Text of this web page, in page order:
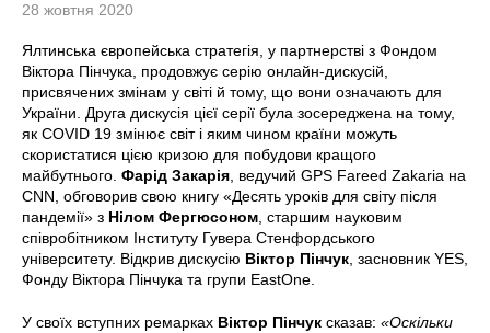
28 жовтня 2020
Ялтинська європейська стратегія, у партнерстві з Фондом
Віктора Пінчука, продовжує серію онлайн-дискусій,
присвячених змінам у світі й тому, що вони означають для
України. Друга дискусія цієї серії була зосереджена на тому,
як COVID 19 змінює світ і яким чином країни можуть
скористатися цією кризою для побудови кращого
майбутнього. Фарід Закарія , ведучий GPS Fareed Zakaria на
CNN, обговорив свою книгу «Десять уроків для світу після
пандемії» з Нілом Фергюсоном , старшим науковим
співробітником Інституту Гувера Стенфордського
університету. Відкрив дискусію Віктор Пінчук , засновник YES,
Фонду Віктора Пінчука та групи EastOne.
У своїх вступних ремарках Віктор Пінчук сказав: «Оскільки